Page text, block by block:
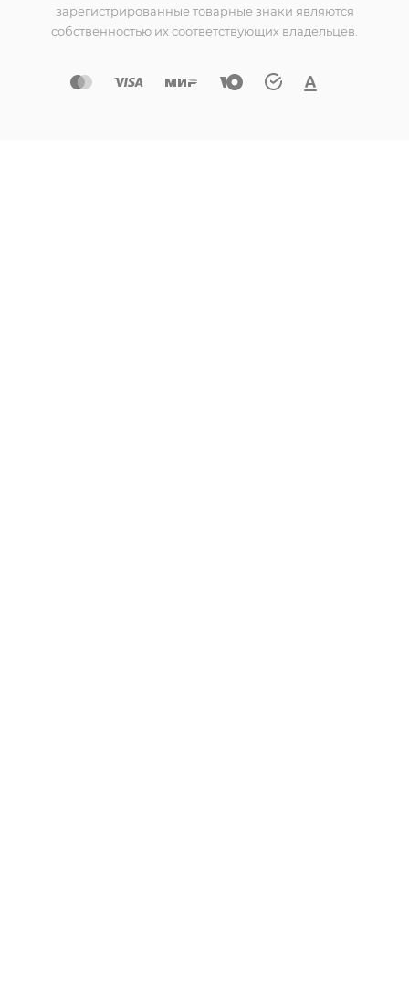
зарегистрированные товарные знаки являются
собственностью их соответствующих владельцев.